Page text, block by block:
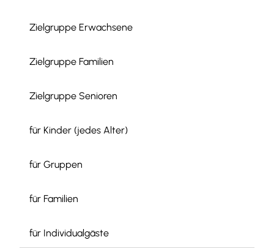
Zielgruppe Erwachsene
Zielgruppe Familien
Zielgruppe Senioren
für Kinder (jedes Alter)
für Gruppen
für Familien
für Individualgäste